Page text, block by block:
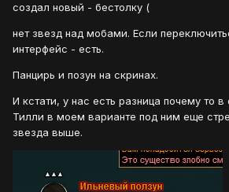
создал новый - бестолку (
нет звезд над мобами. Если
интерфейс - есть.
Панцирь и позун на скринах.
И кстати, у нас есть разница почему то
Тилли в моем варианте под ним еще
звезда выше.